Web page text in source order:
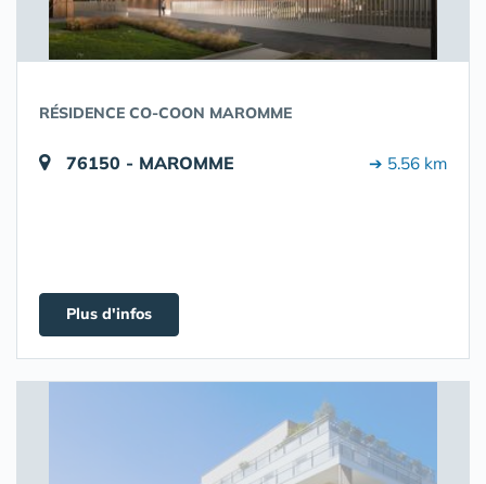
RÉSIDENCE CO-COON MAROMME
76150 - MAROMME ➔ 5.56 km
Plus d'infos